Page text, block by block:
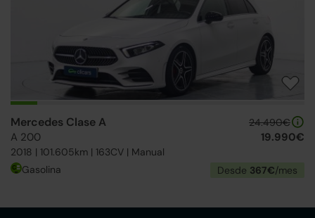
Mercedes Clase A
A 200
2018 | 101.605km | 163CV | Manual
24.490€
19.990€
Gasolina Desde 367€/mes